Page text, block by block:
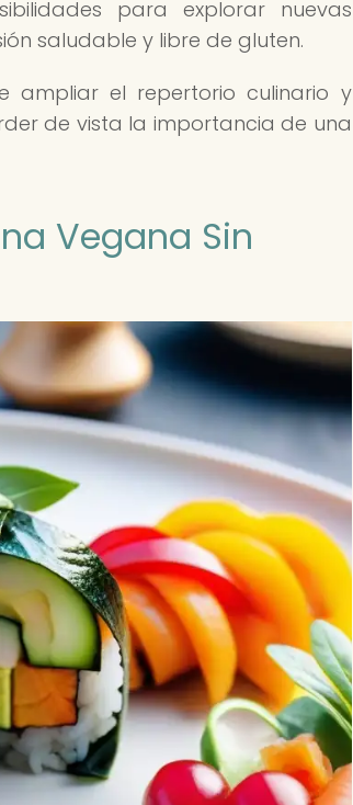
para explorar nuevas
saludable y libre de gluten.
ampliar el repertorio culinario y
de vista la importancia de una
Vegana Sin